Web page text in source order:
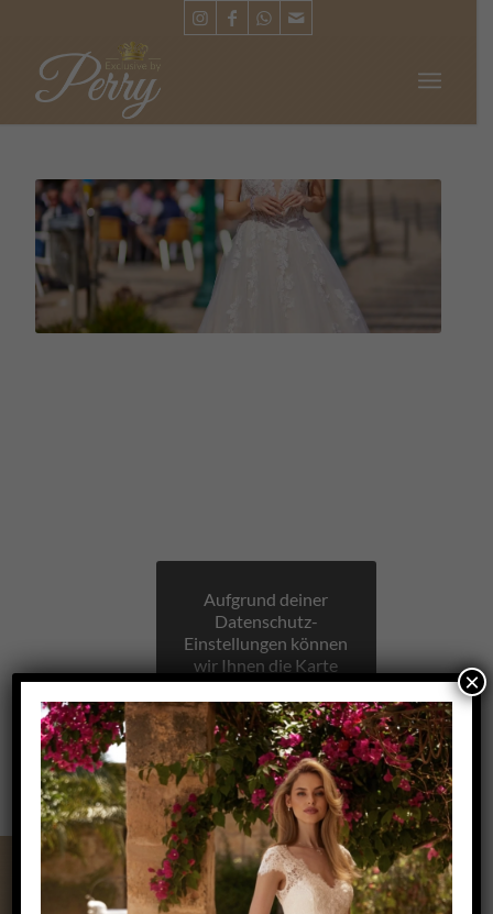
Aufgrund deiner
Datenschutz-
Einstellungen können
wir Ihnen die Karte
nicht anzeigen.
Klicken Sie hier, um
die Karte in einem
neuen Fenster zu
öffnen.
×